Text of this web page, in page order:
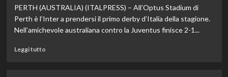
PERTH (AUSTRALIA) (ITALPRESS) – All’Optus Stadium di
Perth è l’Inter a prendersi il primo derby d’Italia della stagione.
Nell’amichevole australiana contro la Juventus finisce 2-1...
Leggi tuttoLeggi